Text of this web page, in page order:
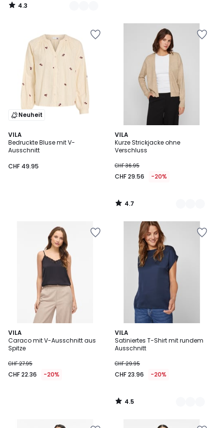
4.3
/
Neuheit
VILA
Bedruckte Bluse mit V-
Ausschnitt
CHF 49.95
VILA
Kurze Strickjacke ohne
Verschluss
CHF 36.95
CHF 29.56 -20%
4.7
/ 5
2
Farben
4.7
/
VILA
Caraco mit V-Ausschnitt aus
Spitze
CHF 27.95
CHF 22.36 -20%
VILA
Satiniertes T-Shirt mit rundem
Ausschnitt
CHF 29.95
CHF 23.96 -20%
4.5
/ 5
3
Farben
4.5
/